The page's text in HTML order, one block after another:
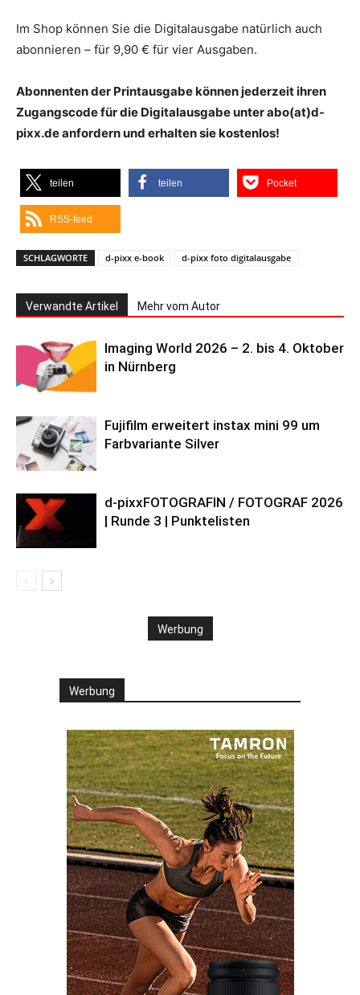
Im Shop können Sie die Digitalausgabe natürlich auch
abonnieren – für 9,90 € für vier Ausgaben.
Abonnenten der Printausgabe können jederzeit ihren
Zugangscode für die Digitalausgabe unter abo(at)d-
pixx.de anfordern und erhalten sie kostenlos!
teilen teilen Pocket
RSS-feed
SCHLAGWORTE d-pixx e-book d-pixx foto digitalausgabe
Verwandte Artikel Mehr vom Autor
Imaging World 2026 – 2. bis 4. Oktober
in Nürnberg
Fujifilm erweitert instax mini 99 um
Farbvariante Silver
d-pixxFOTOGRAFIN / FOTOGRAF 2026
| Runde 3 | Punktelisten
Werbung
Werbung